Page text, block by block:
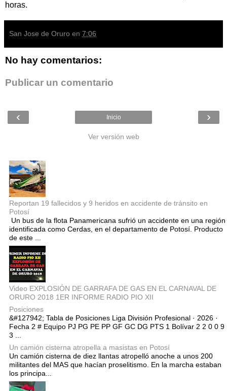
horas.
San Jose de Oruro en 7:06
No hay comentarios:
Publicar un comentario
‹ ›
Inicio
Ver versión web
Reportan 19 fallecidos y 9 heridos en accidente de tránsito en
Potosí
Un bus de la flota Panamericana sufrió un accidente en una región
identificada como Cerdas, en el departamento de Potosí. Producto
de este ...
Video EXPLOSIÓN DE GARRAFA DE GAS EN EL CARNAVAL DE
ORURO 2018 1ER INFORME RADIO PIO XII
Posiciones
&#127942; Tabla de Posiciones Liga División Profesional · 2026 ·
Fecha 2 # Equipo PJ PG PE PP GF GC DG PTS 1 Bolívar 2 2 0 0 9
3 ...
Un camión cisterna atropella a masistas en Potosí
Un camión cisterna de diez llantas atropelló anoche a unos 200
militantes del MAS que hacían proselitismo. En la marcha estaban
los principa...